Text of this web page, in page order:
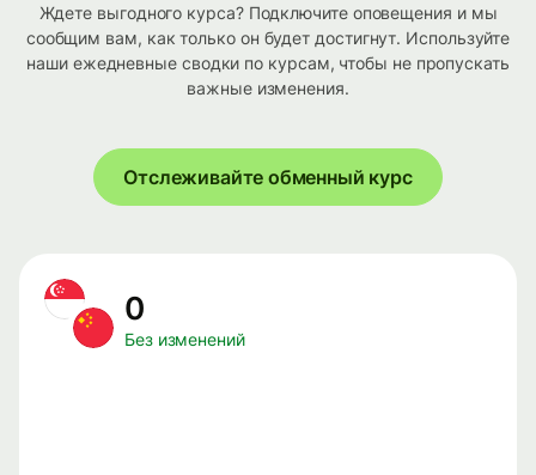
Ждете выгодного курса? Подключите оповещения и мы
сообщим вам, как только он будет достигнут. Используйте
наши ежедневные сводки по курсам, чтобы не пропускать
важные изменения.
Отслеживайте обменный курс
0
Без изменений